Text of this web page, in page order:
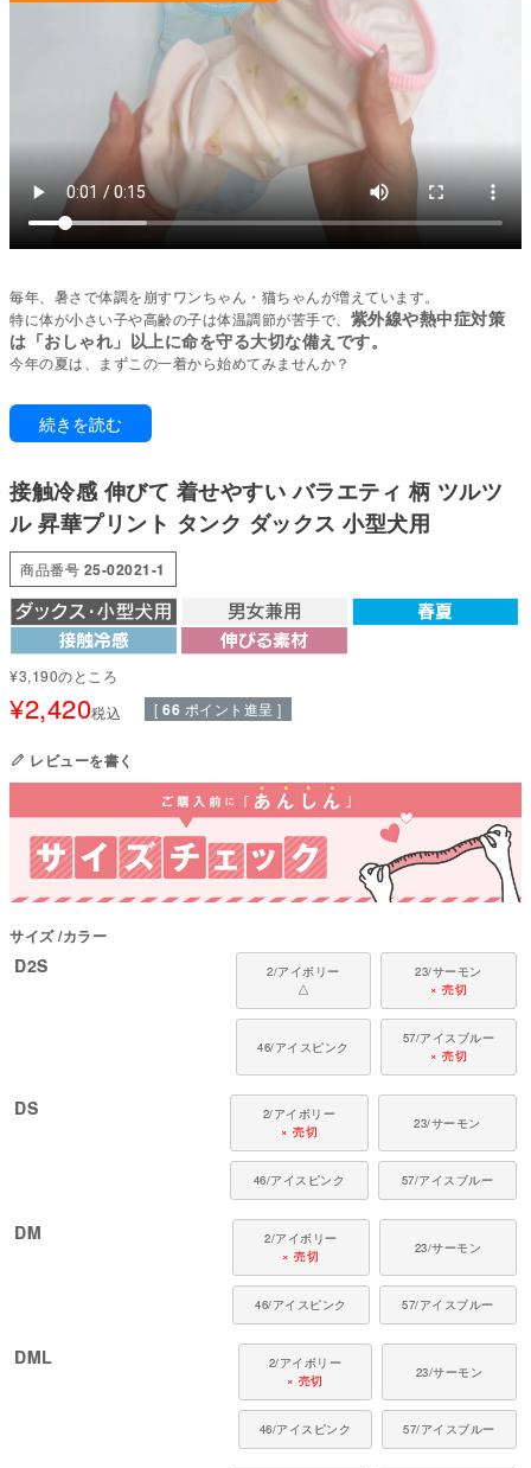
毎年、暑さで体調を崩すワンちゃん・猫ちゃんが増えています。
特に体が小さい子や高齢の子は体温調節が苦手で、 紫外線や熱中症対策
は「おしゃれ」以上に命を守る大切な備えです。
今年の夏は、まずこの一着から始めてみませんか？
ぽっちゃり体型でもしっかりフィット。
驚くほど伸縮性が高く、体にやさしく寄り添います。締めつけ感がなく快適
な着心地で、動きやすさも十分に保っています。
暑い日でも外で遊びたいワンちゃんや
室内でも冷房では冷えすぎる子の体温調節のサポートの一環として。
触れるとひんやり心地よい接触冷感に加え、抗菌防臭・UVカット・吸水速乾
機能を備えた多機能素材を使用。
ジメジメした季節の気になるニオイや不快感を緩和します。
軽くて柔らか・伸縮性の高い生地で動きやすく、暑い時期も快適に。
オリジナル柄が可愛く、機能性とデザイン性を兼ね備えた一枚です。
●部分使い：40スパンテレコ(綿95%・ポリウレタン5%)
●日本製：MADE IN JAPAN
●伸縮性(5段階)：5
●お洗濯について：手洗い又は、洗濯ネットを使用。
アイロン・乾燥機は使用しないでください。
柄のプリントは高温で気化したインクを生地に染み込ませる方法であるた
め、高温多湿での取り扱いにはご注意ください。プリントの色褪せの原因と
なります。日陰吊り干しをおすすめ致します。
他の衣類への移染が気になるお客様は淡色衣類とのお洗濯はお避け下さい。
心地をお楽しみください。
対象犬種：
カニンヘン・ミニチュアダックス、ダックスフンド、シーズー、チワワ、パ
ピヨン、ポメラニアン、マルチーズ、トイプードル、ミニチュアシュナウザ
続きを読む
接触冷感 伸びて 着せやすい バラエティ 柄 ツルツ
ル 昇華プリント タンク ダックス 小型犬用
商品番号 25-02021-1
¥3,190のところ
¥2,420税込 [ 66 ポイント進呈 ]
レビューを書く
サイズ カラー
D2S
2/アイボリー
△
23/サーモン
× 売切
46/アイスピンク
57/アイスブルー
× 売切
DS
2/アイボリー
× 売切
23/サーモン
46/アイスピンク 57/アイスブルー
DM
2/アイボリー
× 売切
23/サーモン
46/アイスピンク 57/アイスブルー
DML
2/アイボリー
× 売切
23/サーモン
46/アイスピンク 57/アイスブルー